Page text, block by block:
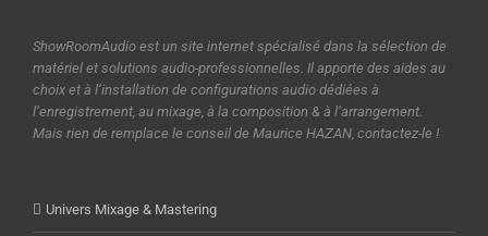
ShowRoomAudio est un site internet spécialisé dans la sélection de
matériel et solutions audio-professionnelles. Il apporte des aides au
choix et à l’installation de configurations audio dédiées à
l’enregistrement, au mixage, à la composition & à l’arrangement.
Mais rien de remplace le conseil de Maurice HAZAN, contactez-le !
Univers Mixage & Mastering